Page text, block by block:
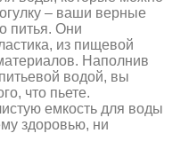
– ваши верные
питья. Они
из пищевой
Наполнив
водой, вы
что пьете.
емкость для воды
здоровью, ни